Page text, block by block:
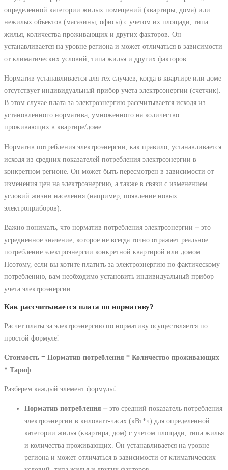
определенной категории жилых помещений (квартиры, дома) или
нежилых объектов (магазины, офисы) с учетом их площади, типа
жилья, количества проживающих и других факторов. Он
устанавливается на уровне региона и может отличаться в зависимости
от климатических условий, типа жилья и других факторов.
Норматив устанавливается для тех случаев, когда в квартире или доме
отсутствует индивидуальный прибор учета электроэнергии (счетчик).
В этом случае плата за электроэнергию рассчитывается исходя из
установленного норматива, умноженного на количество
проживающих в квартире/доме.
Норматив потребления электроэнергии, как правило, устанавливается
исходя из средних показателей потребления электроэнергии в
конкретном регионе. Он может быть пересмотрен в зависимости от
изменения цен на электроэнергию, а также в связи с изменением
условий жизни населения (например, появление новых
электроприборов).
Важно понимать, что норматив потребления электроэнергии ⏤ это
усредненное значение, которое не всегда точно отражает реальное
потребление электроэнергии конкретной квартирой или домом.
Поэтому, если вы хотите платить за электроэнергию по фактическому
потреблению, вам необходимо установить индивидуальный прибор
учета электроэнергии.
Как рассчитывается плата по нормативу?
Расчет платы за электроэнергию по нормативу осуществляется по
простой формуле⁚
Стоимость = Норматив потребления * Количество проживающих
* Тариф
Разберем каждый элемент формулы⁚
Норматив потребления ⏤ это средний показатель потребления
электроэнергии в киловатт-часах (кВт*ч) для определенной
категории жилья (квартира, дом) с учетом площади, типа жилья
и количества проживающих. Он устанавливается на уровне
региона и может отличаться в зависимости от климатических